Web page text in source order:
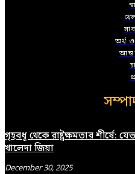
অর্থ ও
গৃহবধূ থেকে রাষ্ট্রক্ষমতার শীর্ষে:
খালেদা জিয়া
December 30, 2025